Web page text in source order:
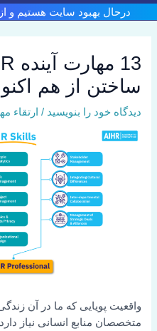
پرش
به
درحال بهبود سایت هستیم و
ساختن از هم
دیدگاه‌ خود را بنویسید / ارتقاء
واقعیت پویایی که ما در آن
متخصصان منابع انسانی نیاز